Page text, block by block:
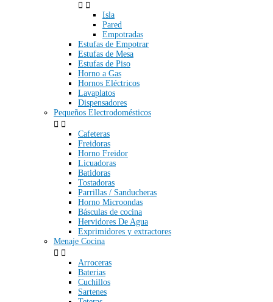
 
Isla
Pared
Empotradas
Estufas de Empotrar
Estufas de Mesa
Estufas de Piso
Horno a Gas
Hornos Eléctricos
Lavaplatos
Dispensadores
Pequeños Electrodomésticos
 
Cafeteras
Freidoras
Horno Freidor
Licuadoras
Batidoras
Tostadoras
Parrillas / Sanducheras
Horno Microondas
Básculas de cocina
Hervidores De Agua
Exprimidores y extractores
Menaje Cocina
 
Arroceras
Baterias
Cuchillos
Sartenes